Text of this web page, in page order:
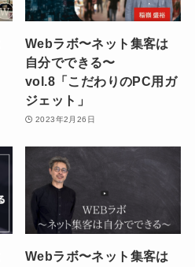
Webラボ〜ネット集客は
自分でできる〜
vol.8「こだわりのPC用ガ
ジェット」
2023年2月26日
Webラボ〜ネット集客は